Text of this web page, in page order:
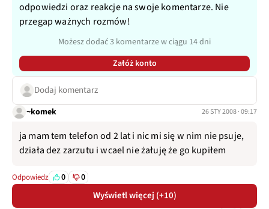
odpowiedzi oraz reakcje na swoje komentarze. Nie
przegap ważnych rozmów!
Możesz dodać 3 komentarze w ciągu 14 dni
Załóż konto
Dodaj komentarz
~komek 26 STY 2008 · 09:17
ja mam tem telefon od 2 lat i nic mi się w nim nie psuje,
działa dez zarzutu i wcael nie żałuję że go kupiłem
Odpowiedz 0 0
Wyświetl więcej (+10)